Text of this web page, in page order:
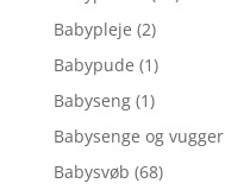
Babypleje (2)
Babypude (1)
Babyseng (1)
Babysenge og vugger
Babysvøb (68)